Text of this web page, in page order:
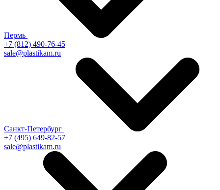
Пермь
+7 (812) 490-76-45
sale@plastikam.ru
Санкт-Петербург
+7 (495) 649-82-57
sale@plastikam.ru